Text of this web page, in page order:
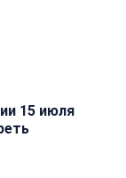
15 июля